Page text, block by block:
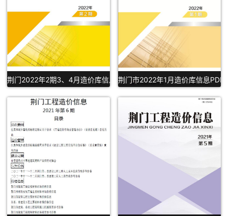
荆门2022年2期3、4月造价库信息PDF下载荆门市2022年1月造价库信息PDF